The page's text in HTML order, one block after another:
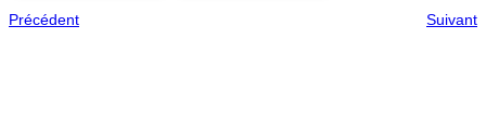
Précédent Suivant